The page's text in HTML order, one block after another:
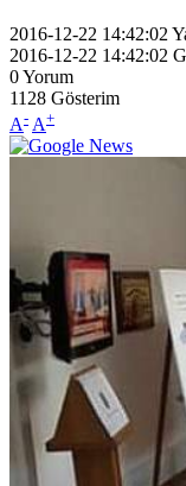
2016-12-22 14:42:02
2016-12-22 14:42:02
0Yorum
1128 Gösterim
A- A+